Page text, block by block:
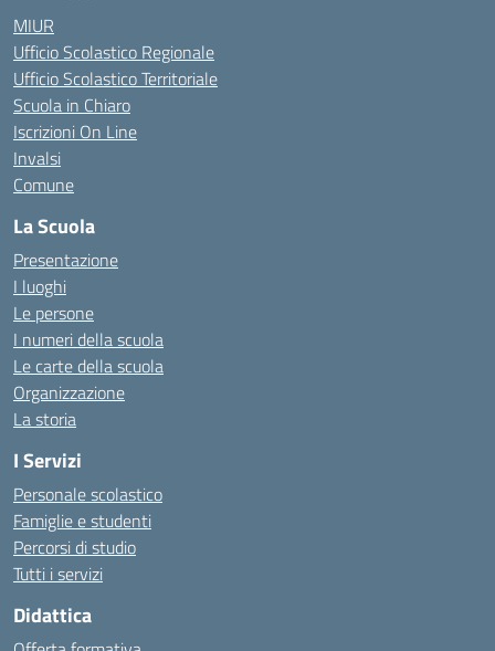
MIUR
Ufficio Scolastico Regionale
Ufficio Scolastico Territoriale
Scuola in Chiaro
Iscrizioni On Line
Invalsi
Comune
La Scuola
Presentazione
I luoghi
Le persone
I numeri della scuola
Le carte della scuola
Organizzazione
La storia
I Servizi
Personale scolastico
Famiglie e studenti
Percorsi di studio
Tutti i servizi
Didattica